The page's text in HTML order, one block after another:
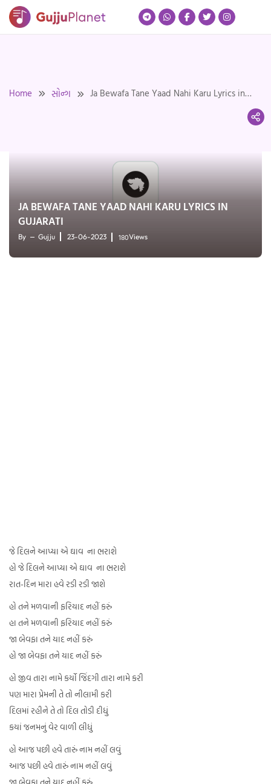
Skip
Home સોન્ગ
Ja Bewafa Tane Yaad Nahi Karu Lyrics in
JA BEWAFA TANE YAAD NAHI KARU LYRICS IN
GUJARATI
By Gujju 23-06-2023 180Views
જે દિલને આપ્યા એ ઘાવ ના ભરાશે
હો જે દિલને આપ્યા એ ઘાવ ના ભરાશે
રાત-દિન મારા હવે રડી રડી જાશે
હો તને મળવાની ફરિયાદ નહીં કરું
હા તને મળવાની ફરિયાદ નહીં કરું
જા બેવફા તને યાદ નહીં કરું
હો જા બેવફા તને યાદ નહીં કરું
હો જીવ તારા નામે કર્યો જિંદગી તારા નામે કરી
પણ મારા પ્રેમની તે તો નીલામી કરી
દિલમાં રહીને તે તો દિલ તોડી દીધું
કયાં જનમનું વેર વાળી લીધું
હો આજ પછી હવે તારું નામ નહીં લવું
આજ પછી હવે તારું નામ નહીં લવું